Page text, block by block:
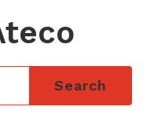
Search